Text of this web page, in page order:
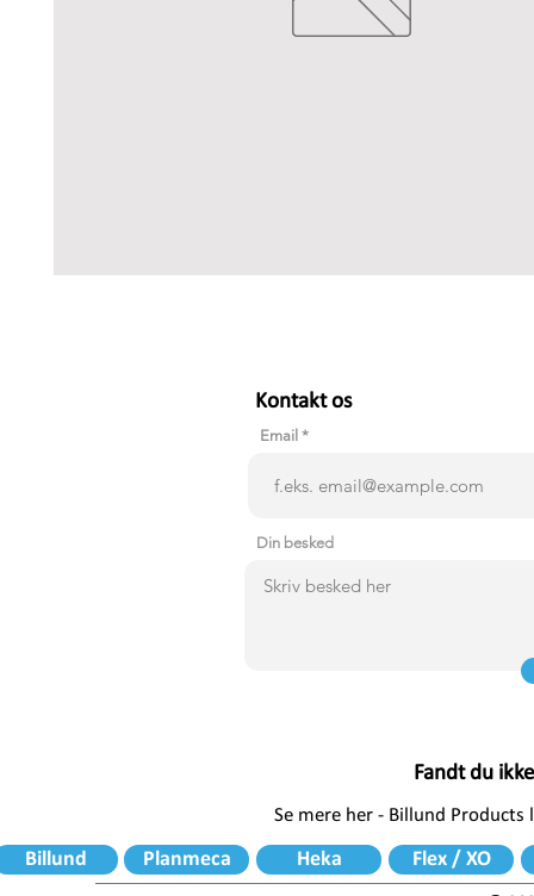
Kontakt os
Email
Din besked
Fandt du
Se mere her - Billund
Billund Planmeca Heka Flex / XO